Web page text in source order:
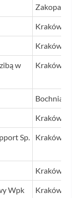
Zakopane
Kraków
Kraków
w
Kraków
Bochnia
Kraków
Sp.
Kraków
Kraków
Wpk
Kraków